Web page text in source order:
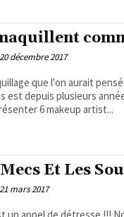
20 décembre 2017
que l'on aurait
depuis plusieurs années, un art
6 makeup artist...
Et Les
21 mars 2017
un appel de détresse !!!